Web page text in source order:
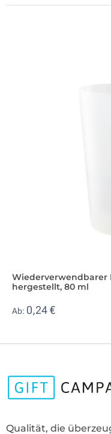
Wiederverwendbarer
hergestellt, 80 ml
Ab: 0,24 €
Qualität, die